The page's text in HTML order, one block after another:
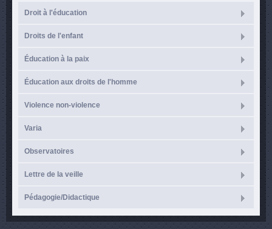
Droit à l'éducation
Droits de l'enfant
Éducation à la paix
Éducation aux droits de l'homme
Violence non-violence
Varia
Observatoires
Lettre de la veille
Pédagogie/Didactique